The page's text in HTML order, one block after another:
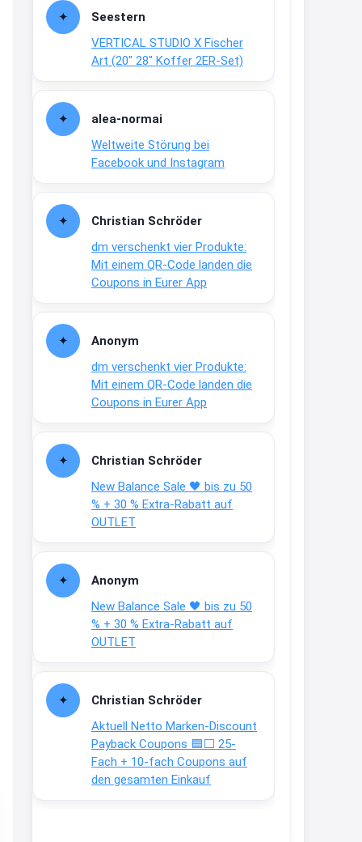
Seestern
VERTICAL STUDIO X Fischer
Art (20″ 28″ Koffer 2ER-Set)
alea-normai
Weltweite Störung bei
Facebook und Instagram
Christian Schröder
dm verschenkt vier Produkte:
Mit einem QR-Code landen die
Coupons in Eurer App
Anonym
dm verschenkt vier Produkte:
Mit einem QR-Code landen die
Coupons in Eurer App
Christian Schröder
New Balance Sale 🖤 bis zu 50
% + 30 % Extra-Rabatt auf
OUTLET
Anonym
New Balance Sale 🖤 bis zu 50
% + 30 % Extra-Rabatt auf
OUTLET
Christian Schröder
Aktuell Netto Marken-Discount
Payback Coupons 🟦⬜ 25-
Fach + 10-fach Coupons auf
den gesamten Einkauf
An 01.08. / Sensodyne Rabatt 3€
/ max. 15.000www.erlebe-
↩
www.meineapotheke.de/
2:19
↩
Joachim
www.linda.de/vorteile/coupons/...
2:21
↩
Gratis Hitzewarn-Aufkleber /
verfärbt sich ab 28 Grad /siehe
Text weiter unten
shop.bioeg.de/aufkleber-
achtun...
↩
Joachim
Gratis personalisierte 7-Tage
Ration Micronährstoffe/ Vitamine
↩
Joachim